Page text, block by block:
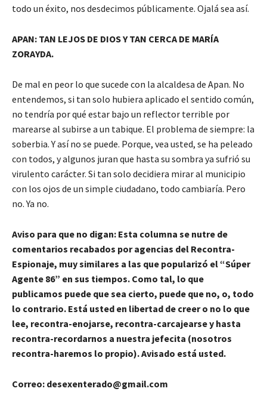
todo un éxito, nos desdecimos públicamente. Ojalá sea así.
APAN: TAN LEJOS DE DIOS Y TAN CERCA DE MARÍA
ZORAYDA.
De mal en peor lo que sucede con la alcaldesa de Apan. No
entendemos, si tan solo hubiera aplicado el sentido común,
no tendría por qué estar bajo un reflector terrible por
marearse al subirse a un tabique. El problema de siempre: la
soberbia. Y así no se puede. Porque, vea usted, se ha peleado
con todos, y algunos juran que hasta su sombra ya sufrió su
virulento carácter. Si tan solo decidiera mirar al municipio
con los ojos de un simple ciudadano, todo cambiaría. Pero
no. Ya no.
Aviso para que no digan: Esta columna se nutre de
comentarios recabados por agencias del Recontra-
Espionaje, muy similares a las que popularizó el “Súper
Agente 86” en sus tiempos. Como tal, lo que
publicamos puede que sea cierto, puede que no, o, todo
lo contrario. Está usted en libertad de creer o no lo que
lee, recontra-enojarse, recontra-carcajearse y hasta
recontra-recordarnos a nuestra jefecita (nosotros
recontra-haremos lo propio). Avisado está usted.
Correo: desexenterado@gmail.com